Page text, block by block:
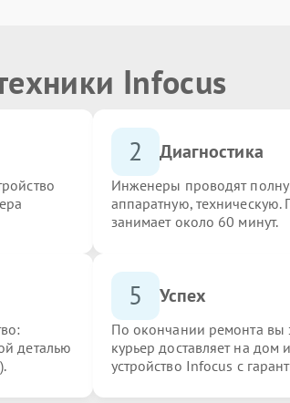
Infocus
2 Диагностика
Инженеры проводят
аппаратную, техническую.
занимает около 60 минут.
деталью
5 Успех
По окончании ремонта вы
курьер доставляет на дом
устройство Infocus с